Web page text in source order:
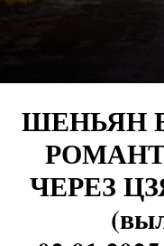
ШЕНЬЯН
ЧЕРЕЗ